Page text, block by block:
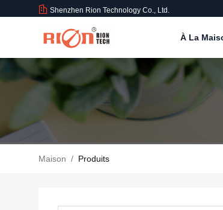
Shenzhen Rion Technology Co., Ltd.
À La
Maison / Produits